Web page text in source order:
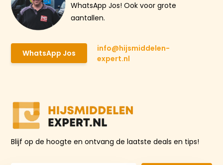
WhatsApp Jos! Ook voor grote
aantallen.
WhatsApp Jos
info@hijsmiddelen-
expert.nl
Blijf op de hoogte en ontvang de laatste deals en tips!